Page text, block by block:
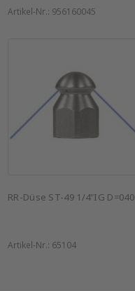
Artikel-Nr.: 956160045
RR-Düse ST-49 1/4"IG D=040
Artikel-Nr.: 65104